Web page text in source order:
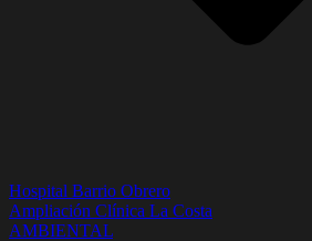
Hospital Barrio Obrero
Ampliación Clínica La Costa
AMBIENTAL